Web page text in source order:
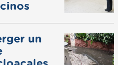
un